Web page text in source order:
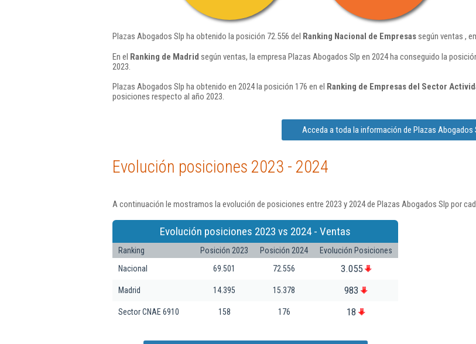
Plazas Abogados Slp ha obtenido la posición 72.556 del Ranking Nacional de Empresassegún ventas ,
En el Ranking de Madrid según ventas, la empresa Plazas Abogados Slp en 2024 ha conseguido la
2023.
Plazas Abogados Slp ha obtenido en 2024 la posición 176 en el Ranking de Empresas del Sector
posiciones respecto al año 2023.
Acceda a toda la información de Plazas Abogados
Evolución posiciones 2023 - 2024
A continuación le mostramos la evolución de posiciones entre 2023 y 2024 de Plazas Abogados Slp por
Evolución posiciones 2023 vs 2024 - Ventas
Ranking Posición 2023 Posición 2024
Evolución Posiciones
Nacional
69.501 72.556 3.055
Madrid 14.395 15.378 983
Sector CNAE 6910 158 176 18